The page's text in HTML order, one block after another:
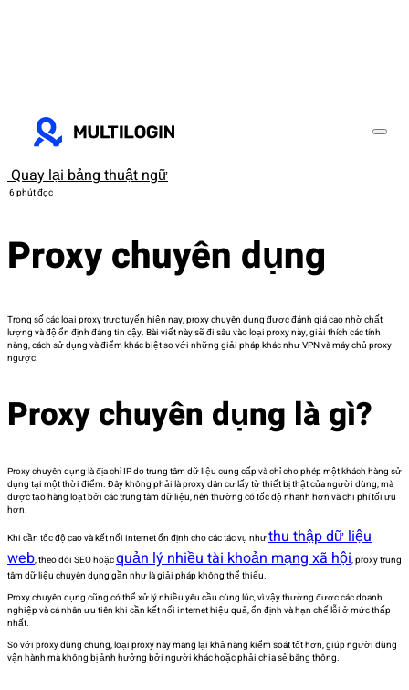
Quay lại bảng thuật ngữ
6 phút đọc
Proxy chuyên dụng
Trong số các loại proxy trực tuyến hiện nay, proxy chuyên dụng được đánh giá cao nhờ chất
lượng và độ ổn định đáng tin cậy. Bài viết này sẽ đi sâu vào loại proxy này, giải thích các tính
năng, cách sử dụng và điểm khác biệt so với những giải pháp khác như VPN và máy chủ proxy
ngược.
Proxy chuyên dụng là gì?
Proxy chuyên dụng là địa chỉ IP do trung tâm dữ liệu cung cấp và chỉ cho phép một khách hàng sử
dụng tại một thời điểm. Đây không phải là proxy dân cư lấy từ thiết bị thật của người dùng, mà
được tạo hàng loạt bởi các trung tâm dữ liệu, nên thường có tốc độ nhanh hơn và chi phí tối ưu
hơn.
Khi cần tốc độ cao và kết nối internet ổn định cho các tác vụ nhưthu thập dữ liệu
web, theo dõi SEO hoặcquản lý nhiều tài khoản mạng xã hội, proxy trung
tâm dữ liệu chuyên dụng gần như là giải pháp không thể thiếu.
Proxy chuyên dụng cũng có thể xử lý nhiều yêu cầu cùng lúc, vì vậy thường được các doanh
nghiệp và cá nhân ưu tiên khi cần kết nối internet hiệu quả, ổn định và hạn chế lỗi ở mức thấp
nhất.
So với proxy dùng chung, loại proxy này mang lại khả năng kiểm soát tốt hơn, giúp người dùng
vận hành mà không bị ảnh hưởng bởi người khác hoặc phải chia sẻ băng thông.